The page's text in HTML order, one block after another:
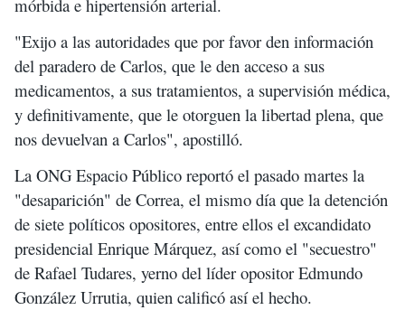
mórbida e hipertensión arterial.
"Exijo a las autoridades que por favor den información
del paradero de Carlos, que le den acceso a sus
medicamentos, a sus tratamientos, a supervisión médica,
y definitivamente, que le otorguen la libertad plena, que
nos devuelvan a Carlos", apostilló.
La ONG Espacio Público reportó el pasado martes la
"desaparición" de Correa, el mismo día que la detención
de siete políticos opositores, entre ellos el excandidato
presidencial Enrique Márquez, así como el "secuestro"
de Rafael Tudares, yerno del líder opositor Edmundo
González Urrutia, quien calificó así el hecho.